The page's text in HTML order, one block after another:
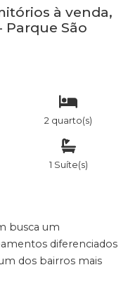
à venda,
Parque São
2 quarto(s)
1 Suíte(s)
busca um
diferenciados
dos bairros mais